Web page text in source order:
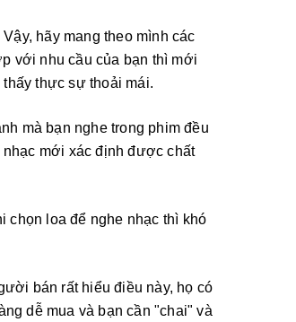
hãy mang theo mình các
với nhu cầu của bạn thì mới
thực sự thoải mái.
mà bạn nghe trong phim đều
nhạc mới xác định được chất
chọn loa để nghe nhạc thì khó
bán rất hiểu điều này, họ có
dễ mua và bạn cần "chai" và